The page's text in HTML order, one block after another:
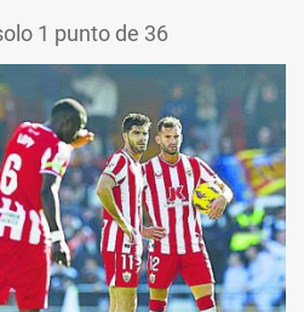
1 punto de 36